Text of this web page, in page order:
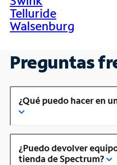
Telluride
Walsenburg
Preguntas
¿Qué puedo hacer en
¿Puedo devolver
tienda de Spectrum?